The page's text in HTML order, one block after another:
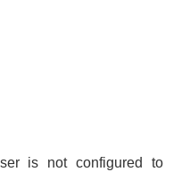
is not configured to